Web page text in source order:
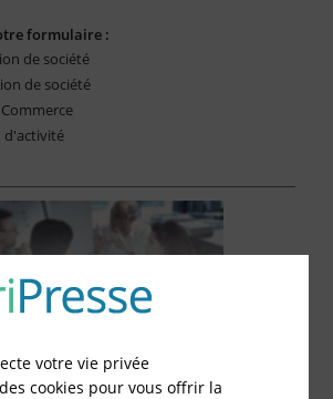
formulaire :
de société
de société
d'activité
votre vie privée
cookies pour vous offrir la